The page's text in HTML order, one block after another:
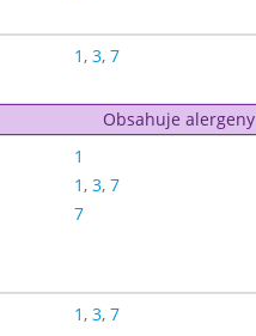
1, 3, 7
Obsahuje alergeny
1
1, 3, 7
7
1, 3, 7